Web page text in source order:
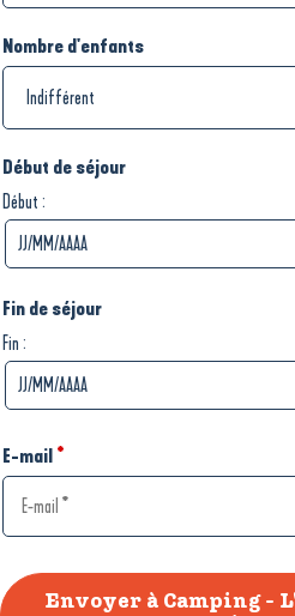
Nombre d'enfants
Début de séjour
Début :
Fin de séjour
Fin :
E-mail *